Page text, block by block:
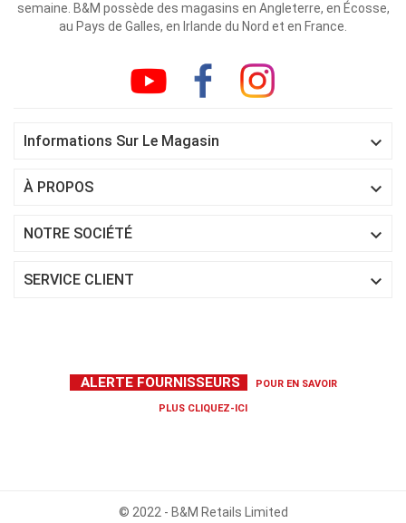
semaine. B&M possède des magasins en Angleterre, en Écosse,
au Pays de Galles, en Irlande du Nord et en France.
Informations Sur Le Magasin 
À PROPOS 
NOTRE SOCIÉTÉ 
SERVICE CLIENT 
ALERTE FOURNISSEURS POUR EN SAVOIR
PLUS CLIQUEZ-ICI
© 2022 - B&M Retails Limited